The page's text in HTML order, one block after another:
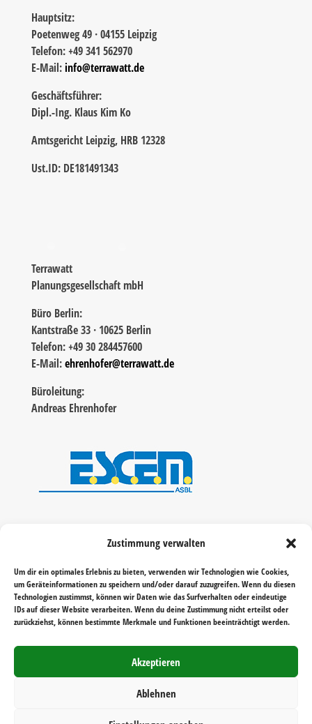
Zustimmung verwalten
Um dir ein optimales Erlebnis zu bieten, verwenden wir Technologien wie Cookies,
um Geräteinformationen zu speichern und/oder darauf zuzugreifen. Wenn du diesen
Technologien zustimmst, können wir Daten wie das Surfverhalten oder eindeutige
IDs auf dieser Website verarbeiten. Wenn du deine Zustimmung nicht erteilst oder
zurückziehst, können bestimmte Merkmale und Funktionen beeinträchtigt werden.
Akzeptieren
Ablehnen
Hauptsitz:
Poetenweg 49 · 04155 Leipzig
Telefon: +49 341 562970
E-Mail:info@terrawatt.de
Geschäftsführer:
Dipl.-Ing. Klaus Kim Ko
Amtsgericht Leipzig, HRB 12328
Ust.ID: DE181491343
Terrawatt
Planungsgesellschaft mbH
Büro Berlin:
Kantstraße 33 · 10625 Berlin
Telefon: +49 30 284457600
E-Mail:ehrenhofer@terrawatt.de
Büroleitung:
Andreas Ehrenhofer